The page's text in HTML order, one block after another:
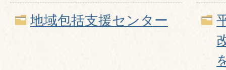
地域包括支援センター